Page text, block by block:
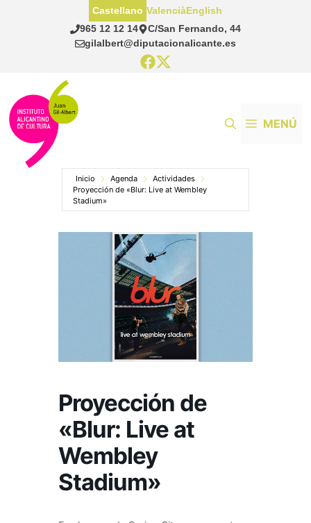
965 12 12 14
C/San Fernando, 44
gilalbert@diputacionalicante.es
Castellano ValenciàEnglish
MENÚ
Inicio Agenda
Actividades
Proyección de «Blur: Live at Wembley
Stadium»
Proyección de
«Blur: Live at
Wembley
Stadium»